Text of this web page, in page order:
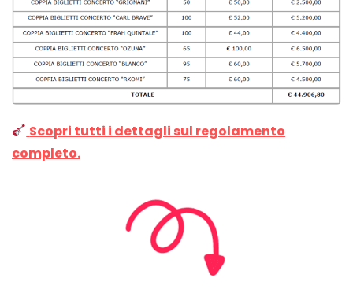
Scopri tutti i dettagli sul regolamento
completo.